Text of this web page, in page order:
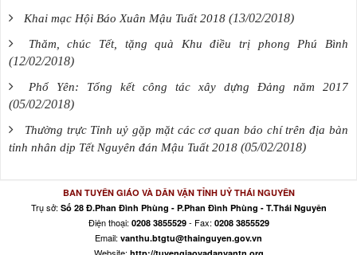
Khai mạc Hội Báo Xuân Mậu Tuất 2018 (13/02/2018)
Thăm, chúc Tết, tặng quà Khu điều trị phong Phú Bình
(12/02/2018)
Phổ Yên: Tổng kết công tác xây dựng Đảng năm 2017
(05/02/2018)
Thường trực Tỉnh uỷ gặp mặt các cơ quan báo chí trên địa bàn
tỉnh nhân dịp Tết Nguyên đán Mậu Tuất 2018 (05/02/2018)
BAN TUYÊN GIÁO VÀ DÂN VẬN TỈNH UỶ THÁI NGUYÊN
Trụ sở: Số 28 Đ.Phan Đình Phùng - P.Phan Đình Phùng - T.Thái Nguyên
Điện thoại: 0208 3855529- Fax: 0208 3855529
Email: vanthu.btgtu@thainguyen.gov.vn
Website: